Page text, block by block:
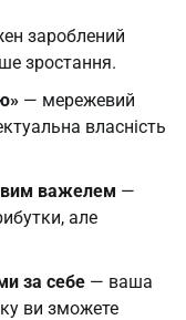
зароблений
зростання.
— мережевий
власність
важелем —
але
за себе — ваша
ви зможете